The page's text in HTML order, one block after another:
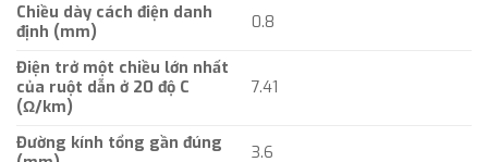
Chiều dày cách điện danh
định (mm)
0.8
Điện trở một chiều lớn nhất
của ruột dẫn ở 20 độ C
(Ω/km)
7.41
Đường kính tổng gần đúng
3.6